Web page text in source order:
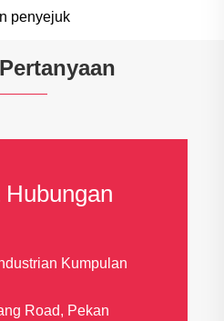
penyejuk
Kumpulan
Road, Pekan